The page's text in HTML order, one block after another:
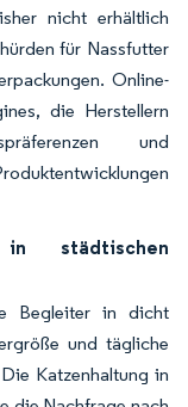
nicht erhältlich
für Nassfutter
Online-
die Herstellern
und
in städtischen
Begleiter in dicht
und tägliche
Katzenhaltung in